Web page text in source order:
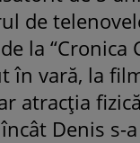
de
la “Cronica
în vară, la
atracţia
Denis s-